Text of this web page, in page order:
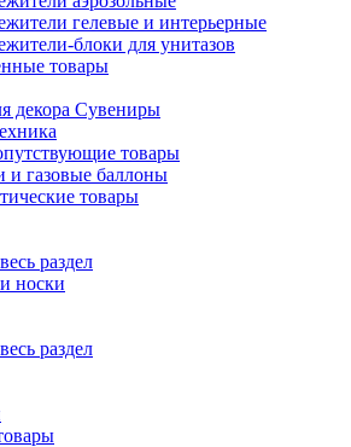
гелевые и интерьерные
блоки для унитазов
товары
декора Сувениры
товары
и газовые баллоны
товары
раздел
носки
раздел